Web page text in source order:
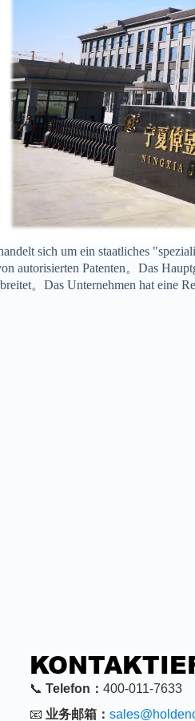
sich um ein staatliches
autorisierten Patenten。Das
。Das Unternehmen hat eine
📞 Telefon： 400-011-7633
📧 业务邮箱：